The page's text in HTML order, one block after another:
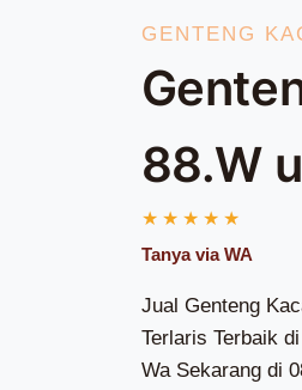
GENTENG
88.W
Jual Genteng
Terlaris Terbaik
Wa Sekarang di